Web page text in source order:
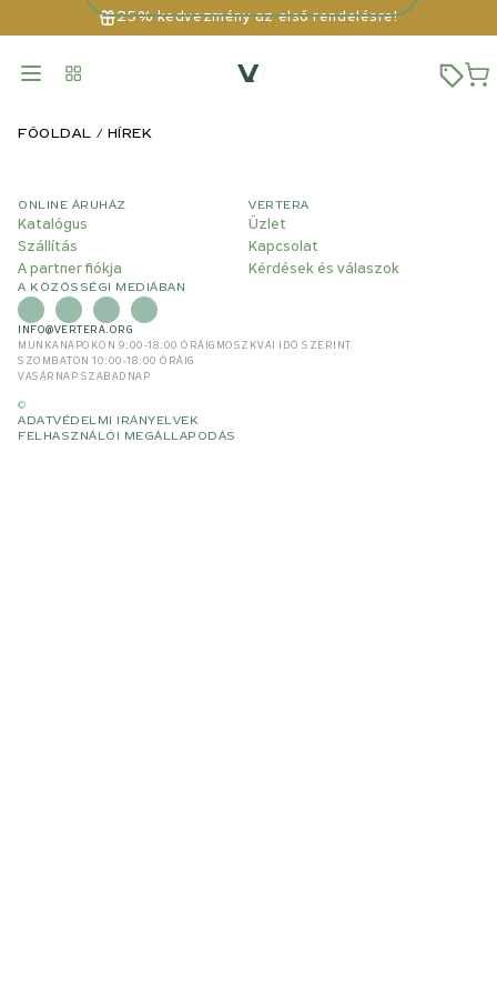
25% kedvezmény az első rendelésre!
FŐOLDAL HÍREK
ONLINE ÁRUHÁZ
Katalógus
Szállítás
A partner fiókja
VERTERA
Üzlet
Kapcsolat
Kérdések és válaszok
A KÖZÖSSÉGI MEDIÁBAN
INFO@VERTERA.ORG
MUNKANAPOKON 9:00-18:00 ÓRÁIG MOSZKVAI IDŐ SZERINT
SZOMBATON 10:00-18:00 ÓRÁIG
VASÁRNAP SZABADNAP
©
ADATVÉDELMI IRÁNYELVEK
FELHASZNÁLÓI MEGÁLLAPODÁS